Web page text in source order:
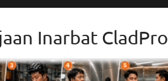
Inarbat CladPro